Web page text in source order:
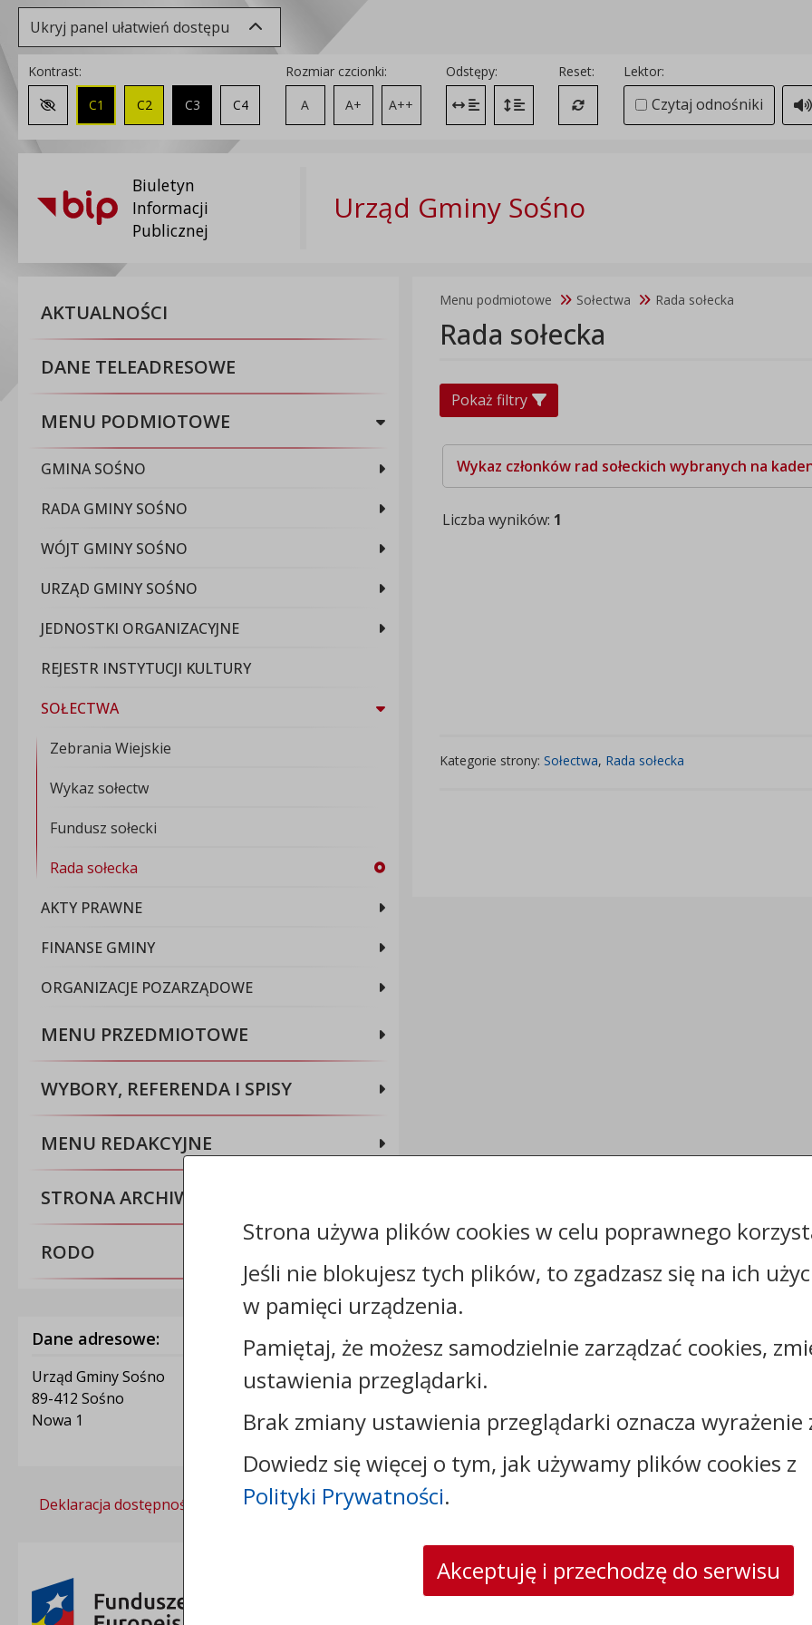
Ukryj panel ułatwień dostępu
Kontrast:
Zmień kontrast na domyślny
C1 C2 C3 C4
Rozmiar czcionki:
A
A+ A++
Odstępy:
Zmień odstęp między literami
Zmień interlinię i margines między paragrafami
Reset:
Przywróć ustawienia domyślne
Lektor:
Czytaj odnośniki
Biuletyn
Informacji
Publicznej
Urząd Gminy Sośno
AKTUALNOŚCI
DANE TELEADRESOWE
MENU PODMIOTOWE
GMINA SOŚNO
RADA GMINY SOŚNO
WÓJT GMINY SOŚNO
URZĄD GMINY SOŚNO
JEDNOSTKI ORGANIZACYJNE
REJESTR INSTYTUCJI KULTURY
SOŁECTWA
Zebrania Wiejskie
Wykaz sołectw
Fundusz sołecki
Rada sołecka
AKTY PRAWNE
FINANSE GMINY
ORGANIZACJE POZARZĄDOWE
MENU PRZEDMIOTOWE
WYBORY, REFERENDA I SPISY
MENU REDAKCYJNE
STRONA ARCHIWALNA BIP
RODO
Menu podmiotowe Sołectwa Rada sołecka
Rada sołecka
Pokaż filtry
Wykaz członków rad sołeckich wybranych na
Liczba wyników: 1
Kategorie strony: Sołectwa, Rada sołecka
Dane adresowe:
Urząd Gminy Sośno
89-412 Sośno
Nowa 1
Kontakt:
tel.:+48523890110
e-mail:
skrytka ePUAP: /0413032/SkrytkaESP
strona www:
sosno.pl
Deklaracja dostępności Polityka prywatności
Strona używa plików cookies w celu poprawnego
Jeśli nie blokujesz tych plików, to zgadzasz się na ich
w pamięci urządzenia.
Pamiętaj, że możesz samodzielnie zarządzać cookies,
ustawienia przeglądarki.
Brak zmiany ustawienia przeglądarki oznacza wyrażenie
Dowiedz się więcej o tym, jak używamy plików cookies z
Polityki Prywatności.
Akceptuję i przechodzę do serwisu